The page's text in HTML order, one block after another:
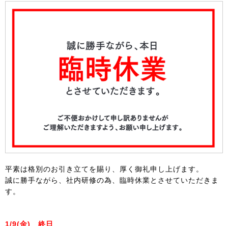
平素は格別のお引き立てを賜り、厚く御礼申し上げます。
誠に勝手ながら、社内研修の為、臨時休業とさせていただきま
す。
1/9(金) 終日